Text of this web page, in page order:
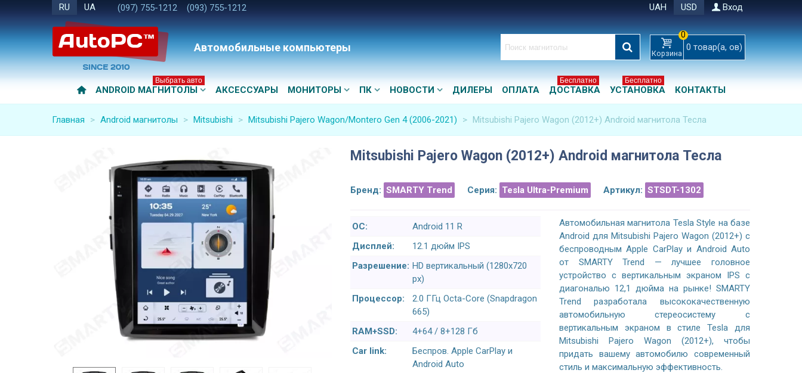
RU UA (097) 755-1212 (093) 755-1212 UAH USD Вход
Автомобильные компьютеры Корзина
0
0 товар(а, ов)
ANDROID МАГНИТОЛЫ
Выбрать авто
АКСЕССУАРЫ МОНИТОРЫ ПК НОВОСТИ ДИЛЕРЫ ОПЛАТА ДОСТАВКА
Бесплатно
УСТАНОВКА
Бесплатно
КОНТАКТЫ
Главная > Android магнитолы > Mitsubishi > Mitsubishi Pajero Wagon/Montero Gen 4 (2006-2021) > Mitsubishi Pajero Wagon (2012+) Android магнитола Тесла
Mitsubishi Pajero Wagon (2012+) Android магнитола Тесла
Бренд: SMARTY Trend Серия: Tesla Ultra-Premium Артикул: STSDT-1302
ОС:
Android 11 R
Дисплей:
12.1 дюйм IPS
Разрешение: HD вертикальный (1280x720
px)
Процессор:
2.0 ГГц Octa-Core (Snapdragon
665)
RAM+SSD:
4+64 / 8+128 Гб
Car link:
Беспров. Apple CarPlay и
Android Auto
Автомобильная магнитола Tesla Style на базе
Android для Mitsubishi Pajero Wagon (2012+) с
беспроводным Apple CarPlay и Android Auto
от SMARTY Trend — лучшее головное
устройство с вертикальным экраном IPS с
диагональю 12,1 дюйма на рынке! SMARTY
Trend разработала высококачественную
автомобильную стереосистему с
вертикальным экраном в стиле Tesla для
Mitsubishi Pajero Wagon (2012+), чтобы
придать вашему автомобилю современный
стиль и максимальную эффективность.